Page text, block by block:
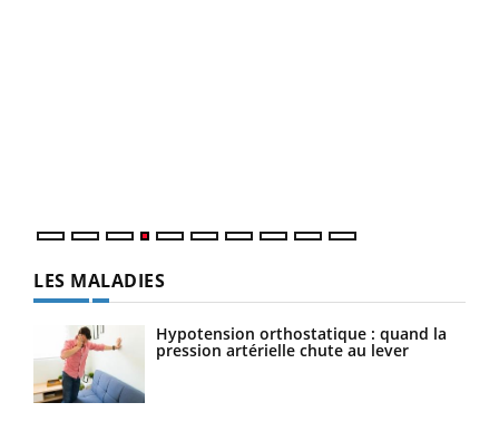
LES MALADIES
Hypotension orthostatique : quand la
pression artérielle chute au lever